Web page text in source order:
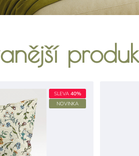
SLEVA40%
NOVINKA